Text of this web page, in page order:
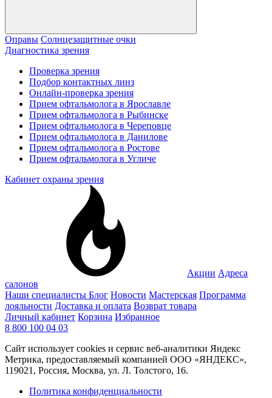
Оправы Солнцезащитные очки
Диагностика зрения
Проверка зрения
Подбор контактных линз
Онлайн-проверка зрения
Прием офтальмолога в Ярославле
Прием офтальмолога в Рыбинске
Прием офтальмолога в Череповце
Прием офтальмолога в Данилове
Прием офтальмолога в Ростове
Прием офтальмолога в Угличе
Кабинет охраны зрения
Акции Адреса
салонов
Наши специалисты Блог Новости Мастерская Программа
лояльности Доставка и оплата Возврат товара
Личный кабинет Корзина Избранное
8 800 100 04 03
Сайт использует cookies и сервис веб-аналитики Яндекс
Метрика, предоставляемый компанией ООО «ЯНДЕКС»,
119021, Россия, Москва, ул. Л. Толстого, 16.
Политика конфиденциальности